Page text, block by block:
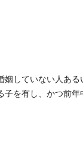
姻していない人ある
子を有し、かつ前